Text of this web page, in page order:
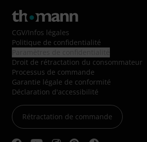
CGV/Infos légales
Politique de confidentialité
Droit de rétractation du consommateur
Processus de commande
Garantie légale de conformité
Déclaration d'accessibilité
Rétractation de commande